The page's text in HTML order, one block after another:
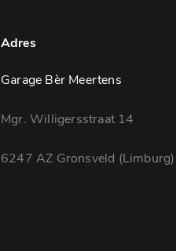
Adres
Garage Bèr Meertens
Mgr. Willigersstraat 14
6247 AZ Gronsveld (Limburg)